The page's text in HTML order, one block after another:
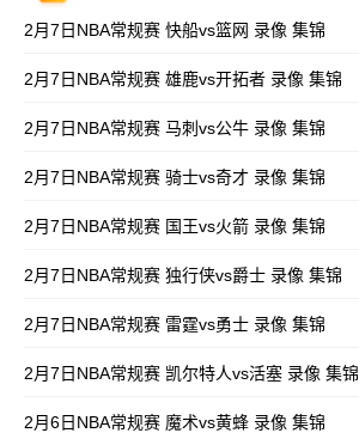
2月7日NBA常规赛 快船vs篮网 录像 集锦
2月7日NBA常规赛 雄鹿vs开拓者 录像 集锦
2月7日NBA常规赛 马刺vs公牛 录像 集锦
2月7日NBA常规赛 骑士vs奇才 录像 集锦
2月7日NBA常规赛 国王vs火箭 录像 集锦
2月7日NBA常规赛 独行侠vs爵士 录像 集锦
2月7日NBA常规赛 雷霆vs勇士 录像 集锦
2月7日NBA常规赛 凯尔特人vs活塞 录像 集锦
2月6日NBA常规赛 魔术vs黄蜂 录像 集锦